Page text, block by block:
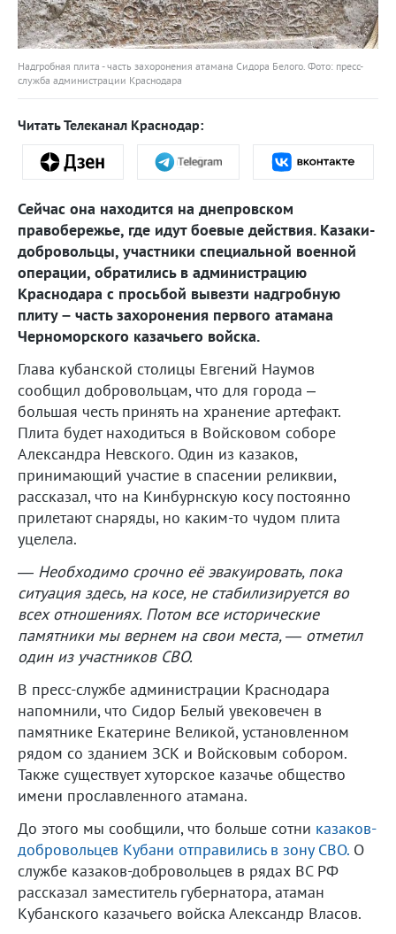
Надгробная плита - часть захоронения атамана Сидора Белого. Фото: пресс-
служба администрации Краснодара
Читать Телеканал Краснодар:
Сейчас она находится на днепровском
правобережье, где идут боевые действия. Казаки-
добровольцы, участники специальной военной
операции, обратились в администрацию
Краснодара с просьбой вывезти надгробную
плиту – часть захоронения первого атамана
Черноморского казачьего войска.
Глава кубанской столицы Евгений Наумов
сообщил добровольцам, что для города –
большая честь принять на хранение артефакт.
Плита будет находиться в Войсковом соборе
Александра Невского. Один из казаков,
принимающий участие в спасении реликвии,
рассказал, что на Кинбурнскую косу постоянно
прилетают снаряды, но каким-то чудом плита
уцелела.
— Необходимо срочно её эвакуировать, пока
ситуация здесь, на косе, не стабилизируется во
всех отношениях. Потом все исторические
памятники мы вернем на свои места, — отметил
один из участников СВО.
В пресс-службе администрации Краснодара
напомнили, что Сидор Белый увековечен в
памятнике Екатерине Великой, установленном
рядом со зданием ЗСК и Войсковым собором.
Также существует хуторское казачье общество
имени прославленного атамана.
До этого мы сообщили, что больше сотни казаков-
добровольцев Кубани отправились в зону СВО. О
службе казаков-добровольцев в рядах ВС РФ
рассказал заместитель губернатора, атаман
Кубанского казачьего войска Александр Власов.